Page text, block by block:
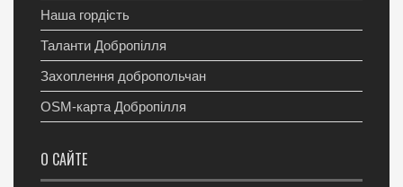
Наша гордість
Таланти Добропілля
Захоплення добропольчан
OSM-карта Добропілля
О САЙТЕ